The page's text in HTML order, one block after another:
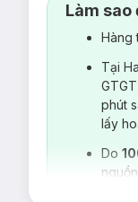
Làm sao
Hàng
Tại
phút
lấy
Do